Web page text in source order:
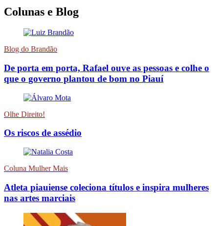
Colunas e Blog
Blog do Brandão
De porta em porta, Rafael ouve as pessoas e colhe o
que o governo plantou de bom no Piauí
Olhe Direito!
Os riscos de assédio
Coluna Mulher Mais
Atleta piauiense coleciona títulos e inspira mulheres
nas artes marciais